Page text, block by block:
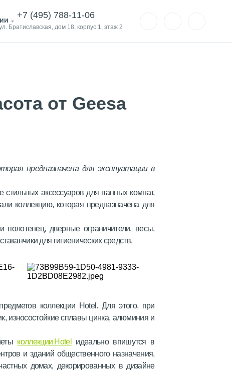
+7 (495) 788-11-06
Братиславская, дом 18, корпус 1, этаж 2
от Geesa
предназначена для эксплуатации в
аксессуаров для ванных комнат,
коллекцию, которая предназначена для
дверные ограничители, весы,
для гигиенических средств.
коллекции Hotel. Для этого, при
износостойкие сплавы цинка, алюминия и
коллекции Hotel
идеально впишутся в
и зданий общественного назначения,
домах, декорированных в дизайне